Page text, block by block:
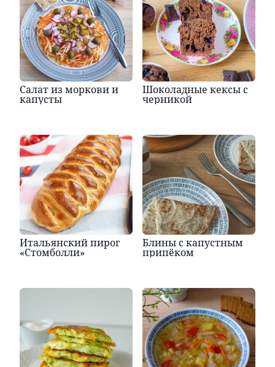
Салат из моркови и
капусты
Шоколадные кексы с
черникой
Итальянский пирог
«Стомболли»
Блины с капустным
припёком